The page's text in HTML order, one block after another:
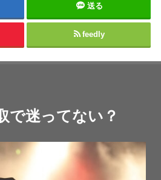
送る
feedly
で迷ってない？